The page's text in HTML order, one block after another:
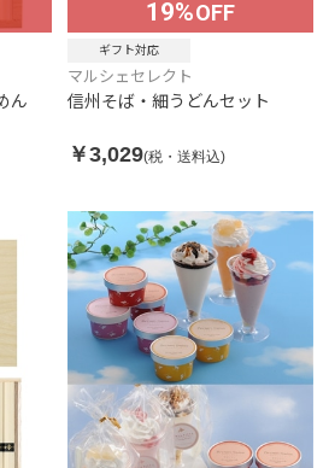
ん
19%OFF
ギフト対応
マルシェセレクト
信州そば・細うどんセット
￥3,029(税・送料込)